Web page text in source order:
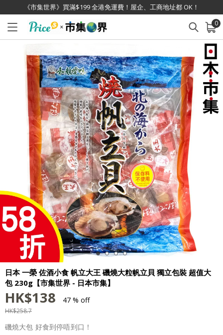
《市集世界》買滿$199 全港免運費！屋企、工商地址都 OK！
0
已加入購物車 查看
日本 一榮 佐酒小食 帆立大王 磯燒大粒帆立貝 獨立包裝 超值大
包 230g【市集世界 - 日本市集】
HK$138 47 % off
HK$258.7
磯燒大包 好食到停唔到口！